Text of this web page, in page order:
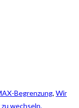
Begrenzung, Wir
wechseln.